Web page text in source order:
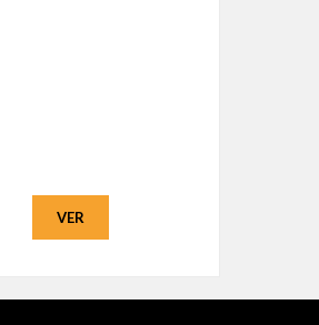
VER